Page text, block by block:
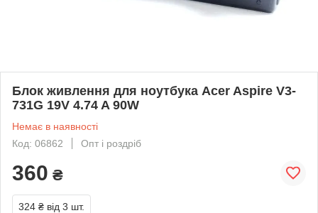
Блок живлення для ноутбука Acer Aspire V3-
731G 19V 4.74 A 90W
Немає в наявності
Код: 06862
Опт і роздріб
360 ₴
324 ₴ від 3 шт.